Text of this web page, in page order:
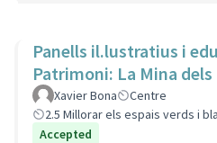
Panells il.lustratius i
Patrimoni: La Mina dels
Xavier Bona
Centre
2.5 Millorar els espais verds i
Accepted